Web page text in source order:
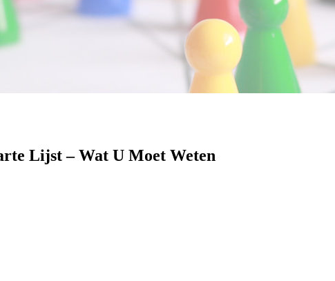
Lijst – Wat U Moet Weten